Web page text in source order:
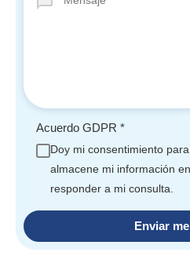
Acuerdo GDPR *
Doy mi consentimiento
almacene mi información
responder a mi consulta.